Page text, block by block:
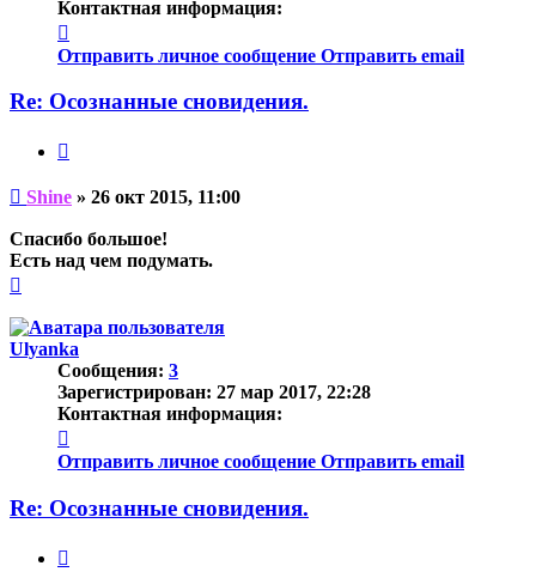
Контактная информация:
информация
пользователя
Отправить личное сообщение Отправить email
Re: Осознанные сновидения.
Непрочитанное
Shine » 26 окт 2015, 11:00
Спасибо большое!
Есть над чем подумать.
началу
Ulyanka
Сообщения: 3
Зарегистрирован: 27 мар 2017, 22:28
Контактная информация:
информация
пользователя
Отправить личное сообщение Отправить email
Re: Осознанные сновидения.